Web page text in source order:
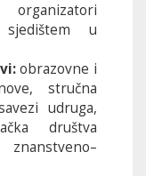
sjedištem u
obrazovne i
stručna
udruga,
društva